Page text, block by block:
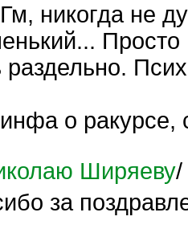
никогда не
раздельно.
о
Ширяеву/
за